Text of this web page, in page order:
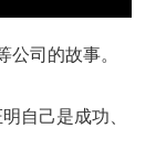
司的故事。
自己是成功、